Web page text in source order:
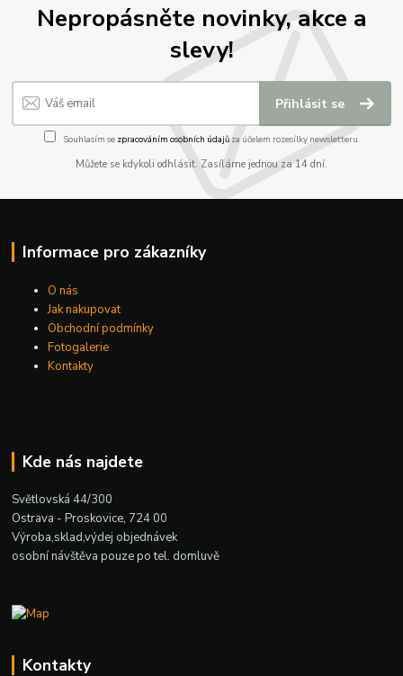
Nepropásněte novinky, akce a
slevy!
Přihlásit se
Souhlasím se zpracováním osobních údajůza účelem rozesílky newsletteru.
Můžete se kdykoli odhlásit. Zasíláme jednou za 14 dní.
Informace pro zákazníky
O nás
Jak nakupovat
Obchodní podmínky
Fotogalerie
Kontakty
Kde nás najdete
Světlovská 44/300
Ostrava - Proskovice, 724 00
Výroba,sklad,výdej objednávek
osobní návštěva pouze po tel. domluvě
Kontakty